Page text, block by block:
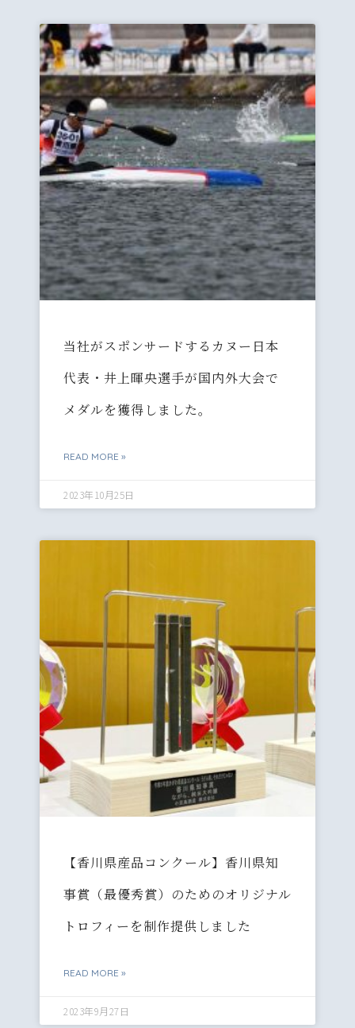
当社がスポンサードするカヌー日本
代表・井上暉央選手が国内外大会で
メダルを獲得しました。
READ MORE »
2023年10月25日
【香川県産品コンクール】香川県知
事賞（最優秀賞）のためのオリジナル
トロフィーを制作提供しました
READ MORE »
2023年9月27日